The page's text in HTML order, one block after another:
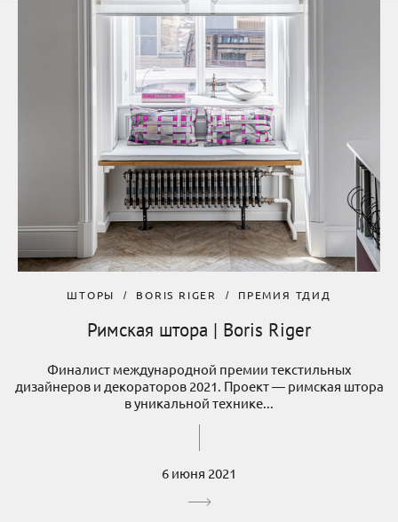
ШТОРЫ BORIS RIGER ПРЕМИЯ ТДИД
Римская штора | Boris Riger
Финалист международной премии текстильных
дизайнеров и декораторов 2021. Проект — римская штора
в уникальной технике...
6 июня 2021